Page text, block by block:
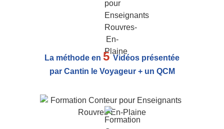
La méthode en 5Vidéos présentée
par Cantin le Voyageur + un QCM